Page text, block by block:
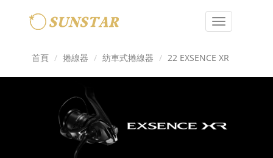
Toggle
首頁
捲線器 紡車式捲線器 22 EXSENCE XR